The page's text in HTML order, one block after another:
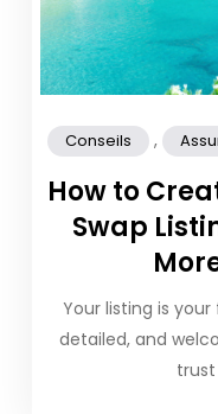
Conseils ,
How to
Swap
Your listing is
detailed, and
trust